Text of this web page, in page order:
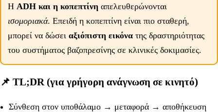
Η ADH και η κοπεπτίνη απελευθερώνονται
ισομοριακά. Επειδή η κοπεπτίνη είναι πιο σταθερή,
μπορεί να δώσει αξιόπιστη εικόνα της δραστηριότητας
του συστήματος βαζοπρεσίνης σε κλινικές δοκιμασίες.
📌 TL;DR (για γρήγορη ανάγνωση σε κινητό)
Σύνθεση στον υποθάλαμο → μεταφορά → αποθήκευση